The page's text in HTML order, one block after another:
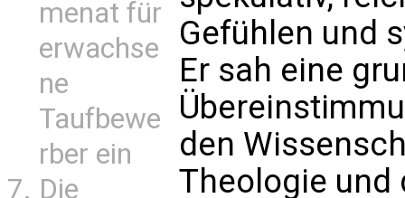
menat für
erwachse
ne
Taufbewe
rber ein
Die
Gefühlen und
Er sah eine
den
Theologie und